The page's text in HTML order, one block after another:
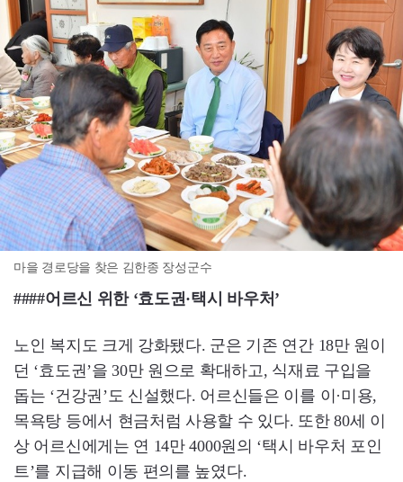
마을 경로당을 찾은 김한종 장성군수
####어르신 위한 ‘효도권·택시 바우처’
노인 복지도 크게 강화됐다. 군은 기존 연간 18만 원이
던 ‘효도권’을 30만 원으로 확대하고, 식재료 구입을
돕는 ‘건강권’도 신설했다. 어르신들은 이를 이·미용,
목욕탕 등에서 현금처럼 사용할 수 있다. 또한 80세 이
상 어르신에게는 연 14만 4000원의 ‘택시 바우처 포인
트’를 지급해 이동 편의를 높였다.